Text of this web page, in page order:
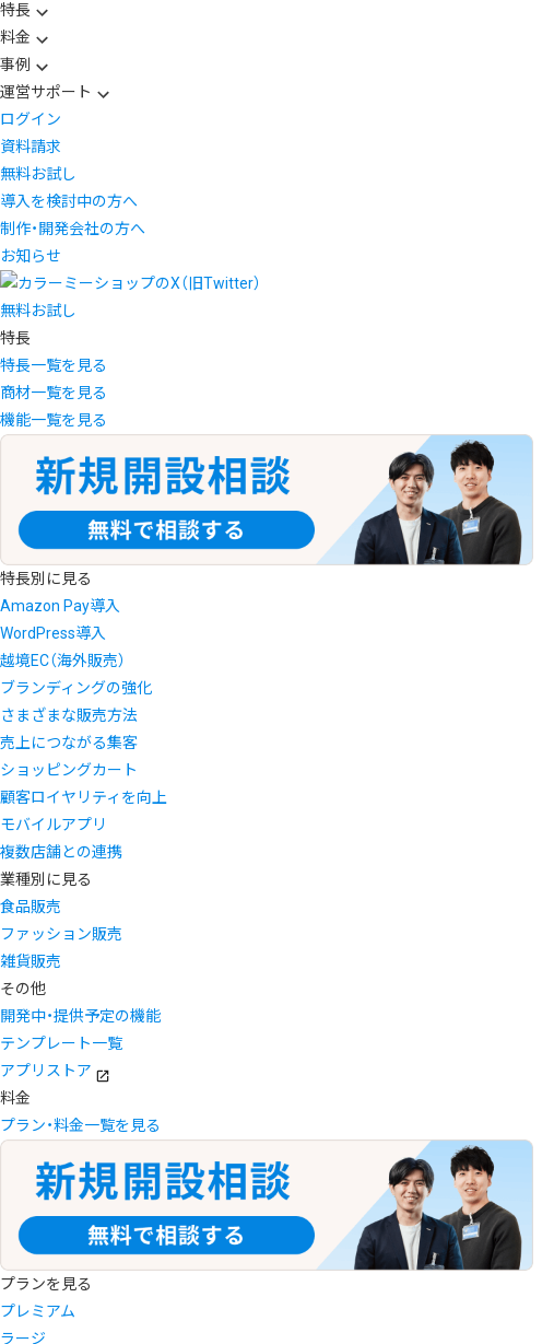
特長
料金
事例
運営サポート
ログイン
資料請求
無料お試し
導入を検討中の方へ
制作・開発会社の方へ
お知らせ
無料お試し
特長
特長一覧を見る
商材一覧を見る
機能一覧を見る
特長別に見る
Amazon Pay導入
WordPress導入
越境EC（海外販売）
ブランディングの強化
さまざまな販売方法
売上につながる集客
ショッピングカート
顧客ロイヤリティを向上
モバイルアプリ
複数店舗との連携
業種別に見る
食品販売
ファッション販売
雑貨販売
その他
開発中・提供予定の機能
テンプレート一覧
アプリストア
料金
プラン・料金一覧を見る
プランを見る
プレミアム
ラージ